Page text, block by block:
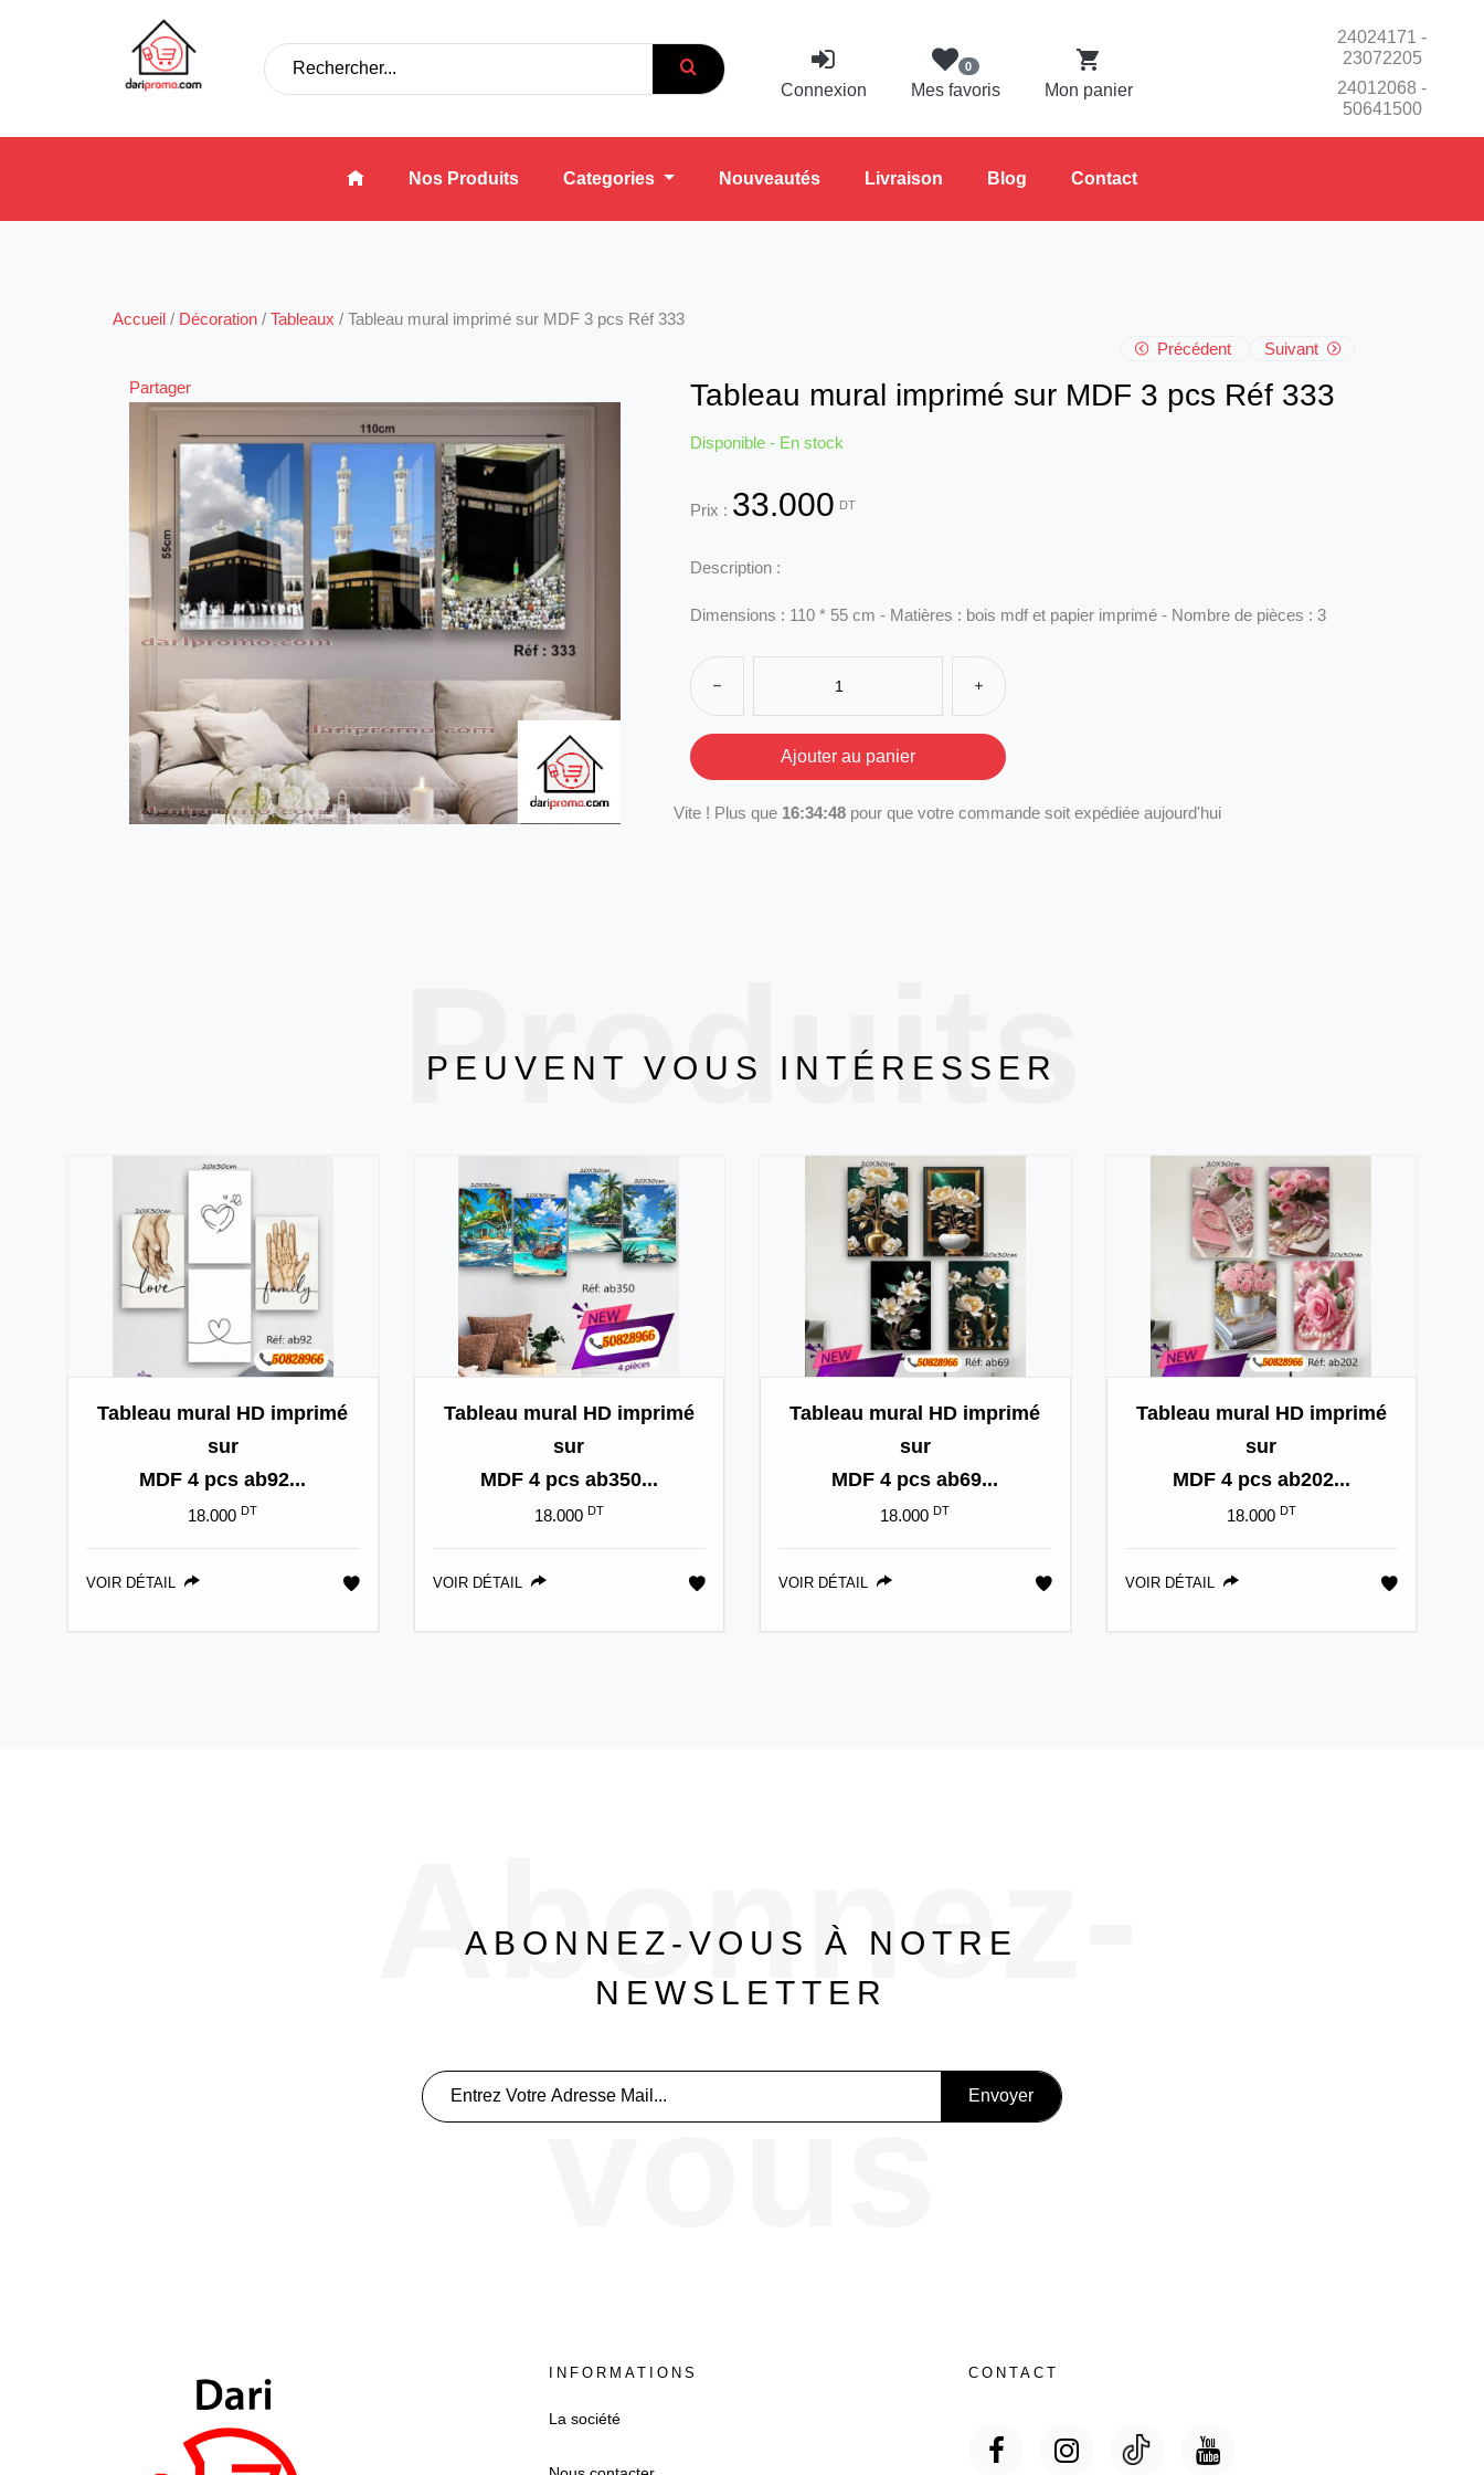
Connexion
0
Mes favoris Mon panier
24024171 -
23072205
24012068 -
50641500
Nos Produits Categories Nouveautés Livraison Blog Contact
Accueil / Décoration / Tableaux / Tableau mural imprimé sur MDF 3 pcs Réf 333
Précédent
Suivant
Partager Tableau mural imprimé sur MDF 3 pcs Réf 333
Disponible - En stock
Prix : 33.000 DT
Description :
Dimensions : 110 * 55 cm - Matières : bois mdf et papier imprimé - Nombre de pièces : 3
Vite ! Plus que 16:34:48 pour que votre commande soit expédiée aujourd'hui
Produits
PEUVENT VOUS INTÉRESSER
Tableau mural HD imprimé
sur
MDF 4 pcs ab92...
18.000 DT
VOIR DÉTAIL
Tableau mural HD imprimé
sur
MDF 4 pcs ab350...
18.000 DT
VOIR DÉTAIL
Tableau mural HD imprimé
sur
MDF 4 pcs ab69...
18.000 DT
VOIR DÉTAIL
Tableau mural HD imprimé
sur
MDF 4 pcs ab202...
18.000 DT
VOIR DÉTAIL
Abonnez-
vous
ABONNEZ-VOUS À NOTRE
NEWSLETTER
INFORMATIONS
La société
CONTACT